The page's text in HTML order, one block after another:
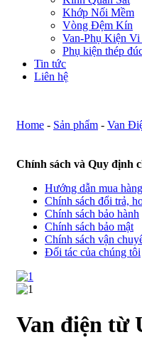
Khớp Nối Mềm
Vòng Đệm Kín
Van-Phụ Kiện
Phụ kiện thép
Tin tức
Liên hệ
Home - Sản phẩm - Van
Chính sách và Quy định
Hướng dẫn mua hàng
Chính sách đổi trả,
Chính sách bảo hành
Chính sách bảo mật
Chính sách vận
Đối tác của chúng tôi
Van điện từ